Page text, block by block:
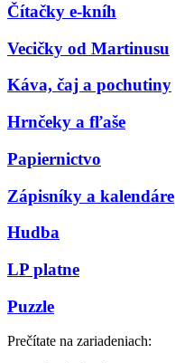
Čítačky e-kníh
Vecičky od Martinusu
Káva, čaj a pochutiny
Hrnčeky a fľaše
Papiernictvo
Zápisníky a kalendáre
Hudba
LP platne
Puzzle
Prečítate na zariadeniach: